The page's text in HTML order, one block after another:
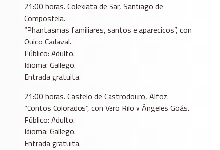
21:00 horas. Colexiata de Sar, Santiago de
Compostela.
“Phantasmas familiares, santos e aparecidos”, con
Quico Cadaval.
Público: Adulto.
Idioma: Gallego.
Entrada gratuita.
21:00 horas. Castelo de Castrodouro, Alfoz.
“Contos Colorados”, con Vero Rilo y Ángeles Goás.
Público: Adulto.
Idioma: Gallego.
Entrada gratuita.